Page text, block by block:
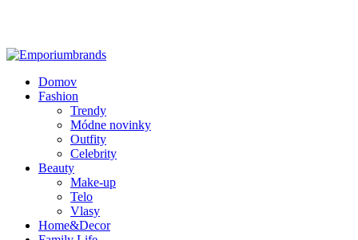
Domov
Fashion
Trendy
Módne novinky
Outfity
Celebrity
Beauty
Make-up
Telo
Vlasy
Home&Decor